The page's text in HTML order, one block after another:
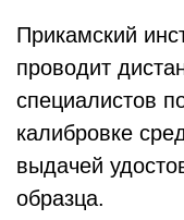
Прикамский
проводит
специалистов
калибровке
выдачей
образца.